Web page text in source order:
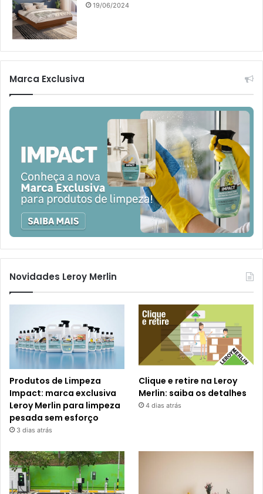
19/06/2024
Marca Exclusiva
Novidades Leroy Merlin
Produtos de Limpeza
Impact: marca exclusiva
Leroy Merlin para limpeza
pesada sem esforço
3 dias atrás
Clique e retire na Leroy
Merlin: saiba os detalhes
4 dias atrás